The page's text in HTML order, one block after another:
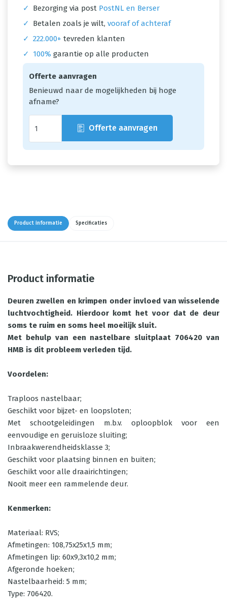
✓ Bezorging via post PostNL en Berser
✓
Betalen zoals je wilt, vooraf of achteraf
✓ 222.000+ tevreden klanten
✓
100% garantie op alle producten
Offerte aanvragen
Benieuwd naar de mogelijkheden bij hoge
afname?
Offerte aanvragen
Product informatie Specificaties
Product informatie
Deuren zwellen en krimpen onder invloed van wisselende
luchtvochtigheid. Hierdoor komt het voor dat de deur
soms te ruim en soms heel moeilijk sluit.
Met behulp van een nastelbare sluitplaat 706420 van
HMB is dit probleem verleden tijd.
Voordelen:
Traploos nastelbaar;
Geschikt voor bijzet- en loopsloten;
Met schootgeleidingen m.b.v. oploopblok voor een
eenvoudige en geruisloze sluiting;
Inbraakwerendheidsklasse 3;
Geschikt voor plaatsing binnen en buiten;
Geschikt voor alle draairichtingen;
Nooit meer een rammelende deur.
Kenmerken:
Materiaal: RVS;
Afmetingen: 108,75x25x1,5 mm;
Afmetingen lip: 60x9,3x10,2 mm;
Afgeronde hoeken;
Nastelbaarheid: 5 mm;
Type: 706420.